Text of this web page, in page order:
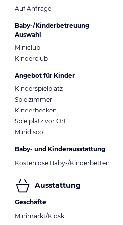
Auf Anfrage
Baby-/Kinderbetreuung
Auswahl
Miniclub
Kinderclub
Angebot für Kinder
Kinderspielplatz
Spielzimmer
Kinderbecken
Spielplatz vor Ort
Minidisco
Baby- und Kinderausstattung
Kostenlose Baby-/Kinderbetten
Ausstattung
Geschäfte
Minimarkt/Kiosk